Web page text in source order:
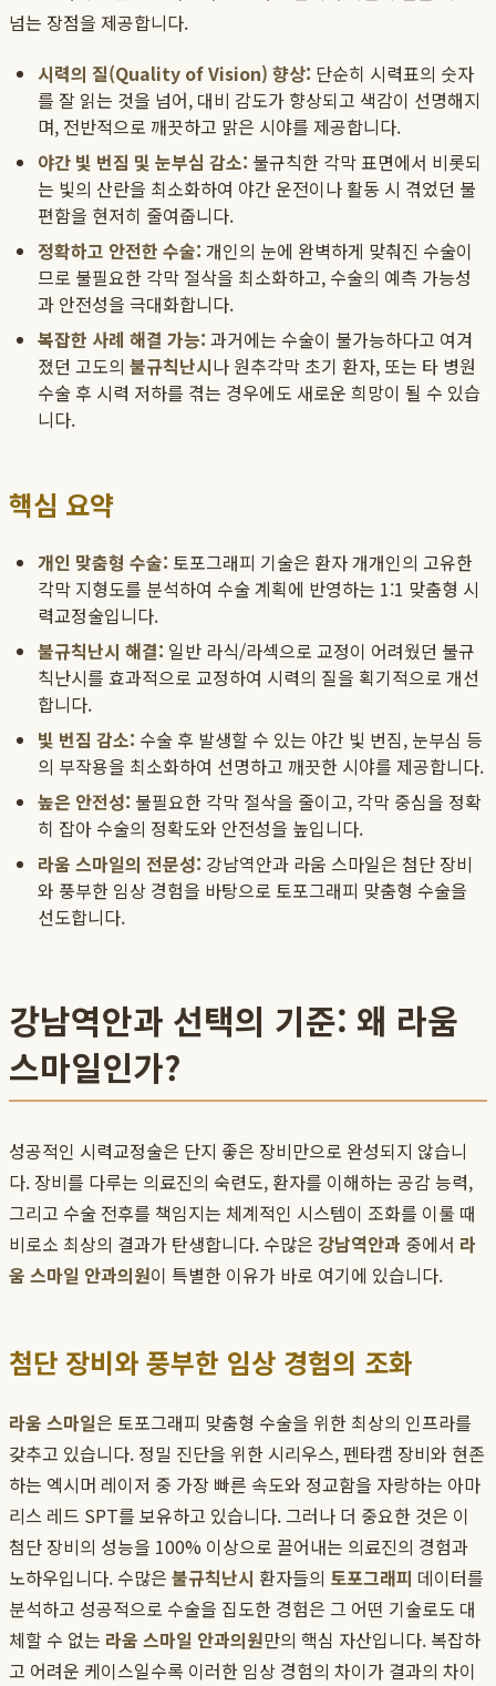
넘는 장점을 제공합니다.
시력의 질(Quality of Vision) 향상: 단순히 시력표의 숫자
를 잘 읽는 것을 넘어, 대비 감도가 향상되고 색감이 선명해지
며, 전반적으로 깨끗하고 맑은 시야를 제공합니다.
야간 빛 번짐 및 눈부심 감소: 불규칙한 각막 표면에서 비롯되
는 빛의 산란을 최소화하여 야간 운전이나 활동 시 겪었던 불
편함을 현저히 줄여줍니다.
정확하고 안전한 수술: 개인의 눈에 완벽하게 맞춰진 수술이
므로 불필요한 각막 절삭을 최소화하고, 수술의 예측 가능성
과 안전성을 극대화합니다.
복잡한 사례 해결 가능: 과거에는 수술이 불가능하다고 여겨
졌던 고도의 불규칙난시나 원추각막 초기 환자, 또는 타 병원
수술 후 시력 저하를 겪는 경우에도 새로운 희망이 될 수 있습
니다.
핵심 요약
개인 맞춤형 수술: 토포그래피 기술은 환자 개개인의 고유한
각막 지형도를 분석하여 수술 계획에 반영하는 1:1 맞춤형 시
력교정술입니다.
불규칙난시 해결: 일반 라식/라섹으로 교정이 어려웠던 불규
칙난시를 효과적으로 교정하여 시력의 질을 획기적으로 개선
합니다.
빛 번짐 감소: 수술 후 발생할 수 있는 야간 빛 번짐, 눈부심 등
의 부작용을 최소화하여 선명하고 깨끗한 시야를 제공합니다.
높은 안전성: 불필요한 각막 절삭을 줄이고, 각막 중심을 정확
히 잡아 수술의 정확도와 안전성을 높입니다.
라움 스마일의 전문성: 강남역안과 라움 스마일은 첨단 장비
와 풍부한 임상 경험을 바탕으로 토포그래피 맞춤형 수술을
선도합니다.
강남역안과 선택의 기준: 왜 라움
스마일인가?
성공적인 시력교정술은 단지 좋은 장비만으로 완성되지 않습니
다. 장비를 다루는 의료진의 숙련도, 환자를 이해하는 공감 능력,
그리고 수술 전후를 책임지는 체계적인 시스템이 조화를 이룰 때
비로소 최상의 결과가 탄생합니다. 수많은 강남역안과 중에서 라
움 스마일 안과의원이 특별한 이유가 바로 여기에 있습니다.
첨단 장비와 풍부한 임상 경험의 조화
라움 스마일은 토포그래피 맞춤형 수술을 위한 최상의 인프라를
갖추고 있습니다. 정밀 진단을 위한 시리우스, 펜타캠 장비와 현존
하는 엑시머 레이저 중 가장 빠른 속도와 정교함을 자랑하는 아마
리스 레드 SPT를 보유하고 있습니다. 그러나 더 중요한 것은 이
첨단 장비의 성능을 100% 이상으로 끌어내는 의료진의 경험과
노하우입니다. 수많은 불규칙난시 환자들의 토포그래피 데이터를
분석하고 성공적으로 수술을 집도한 경험은 그 어떤 기술로도 대
체할 수 없는 라움 스마일 안과의원만의 핵심 자산입니다. 복잡하
고 어려운 케이스일수록 이러한 임상 경험의 차이가 결과의 차이